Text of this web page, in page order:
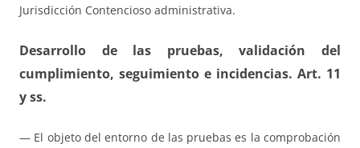
Jurisdicción Contencioso administrativa.
Desarrollo de las pruebas, validación del
cumplimiento, seguimiento e incidencias. Art. 11
yss.
— El objeto del entorno de las pruebas es la comprobación